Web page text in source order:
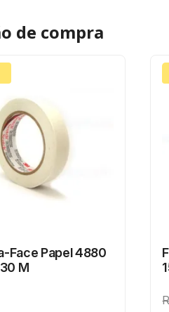
de compra
Face Papel 4880
M